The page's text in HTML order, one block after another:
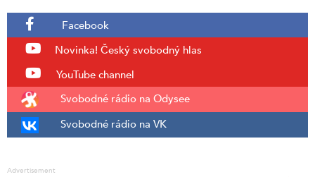
Facebook
Novinka! Český svobodný hlas
YouTube channel
Svobodné rádio na Odysee
Svobodné rádio na VK
Advertisement